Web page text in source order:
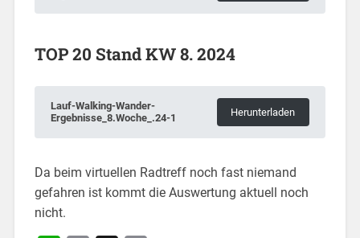
TOP 20 Stand KW 8. 2024
Lauf-Walking-Wander-
Ergebnisse_8.Woche_.24-1
Herunterladen
Da beim virtuellen Radtreff noch fast niemand
gefahren ist kommt die Auswertung aktuell noch
nicht.